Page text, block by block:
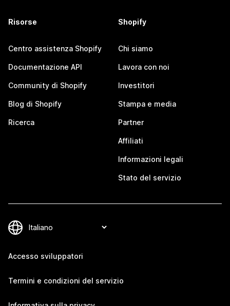
Risorse
Centro assistenza Shopify
Documentazione API
Community di Shopify
Blog di Shopify
Ricerca
Shopify
Chi siamo
Lavora con noi
Investitori
Stampa e media
Partner
Affiliati
Informazioni legali
Stato del servizio
Accesso sviluppatori
Termini e condizioni del servizio